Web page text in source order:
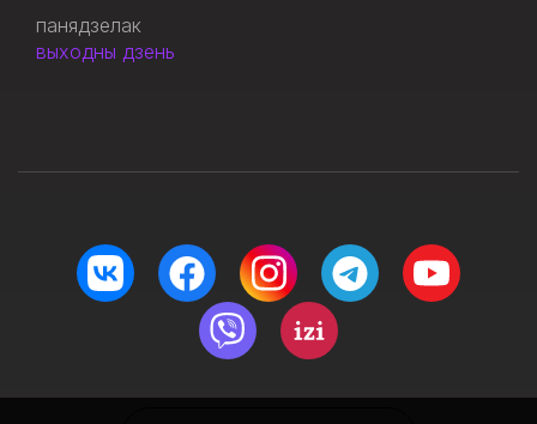
панядзелак
выходны дзень